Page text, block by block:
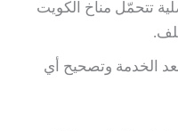
تتحمّل مناخ الكويت
بعد الخدمة وتصحيح أي